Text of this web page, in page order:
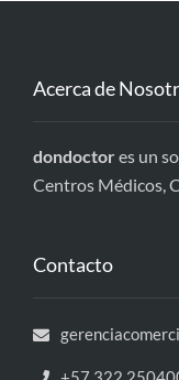
Acerca de
dondoctores un
Centros Médicos,
Contacto